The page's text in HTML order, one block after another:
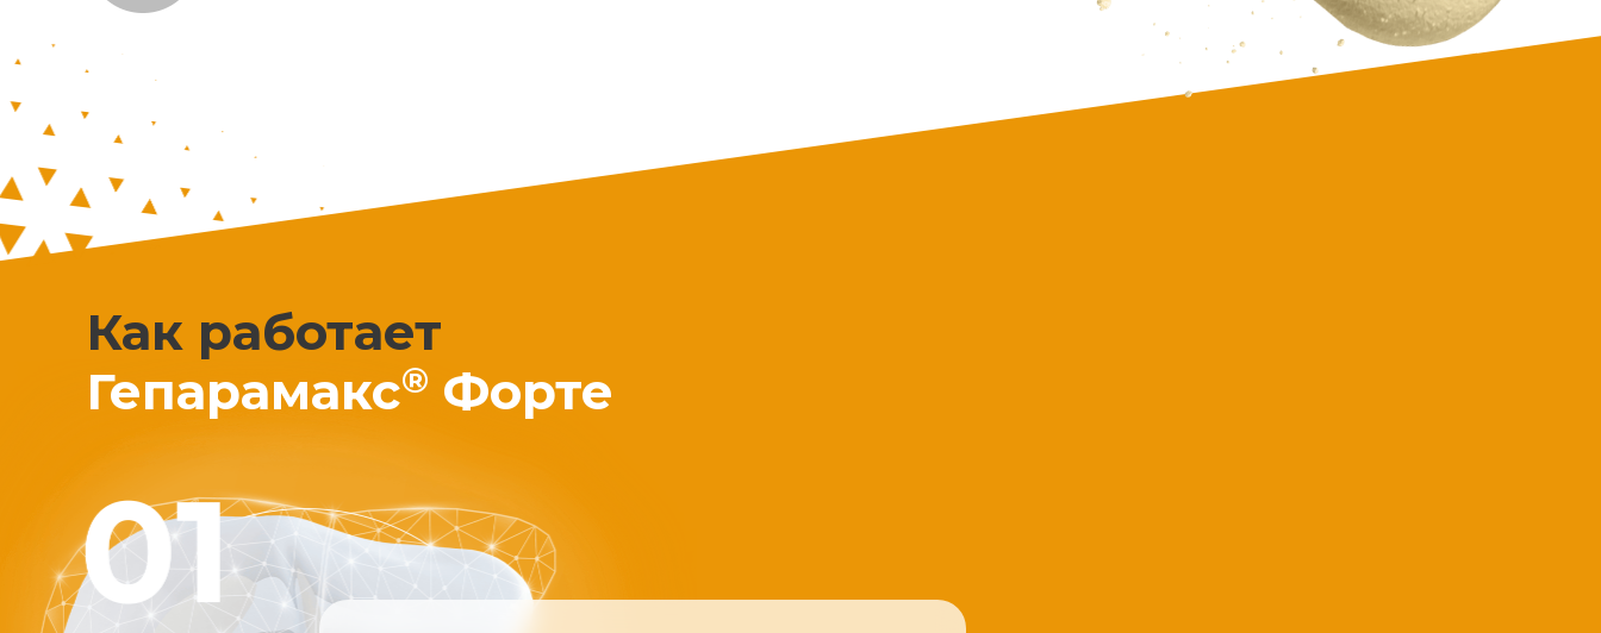
Как работает
Гепарамакс® Форте